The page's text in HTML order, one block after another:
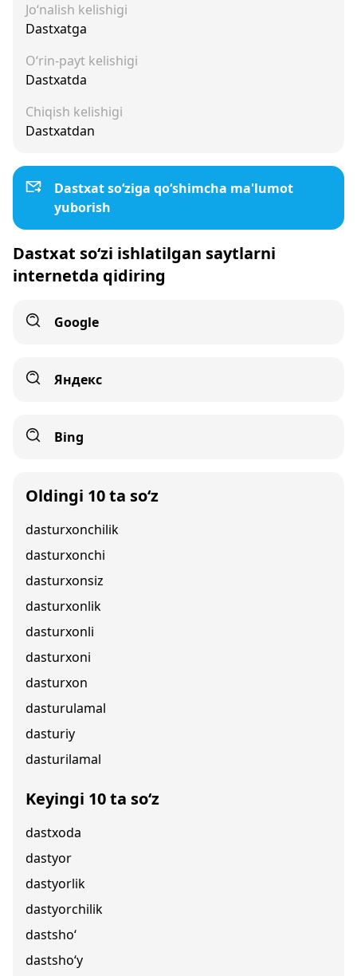
Jo‘nalish kelishigi
Dastxatga
O‘rin-payt kelishigi
Dastxatda
Chiqish kelishigi
Dastxatdan
Dastxat so‘ziga qo‘shimcha ma'lumot
yuborish
Dastxat so‘zi ishlatilgan saytlarni
internetda qidiring
Google
Яндекс
Bing
Oldingi 10 ta so‘z
dasturxonchilik
dasturxonchi
dasturxonsiz
dasturxonlik
dasturxonli
dasturxoni
dasturxon
dasturulamal
dasturiy
dasturilamal
Keyingi 10 ta so‘z
dastxoda
dastyor
dastyorlik
dastyorchilik
dastsho‘
dastsho‘y